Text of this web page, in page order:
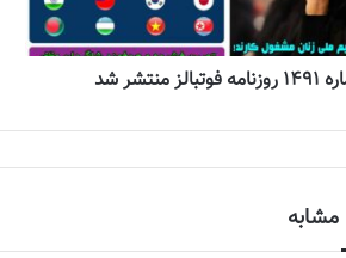
منتشر شد